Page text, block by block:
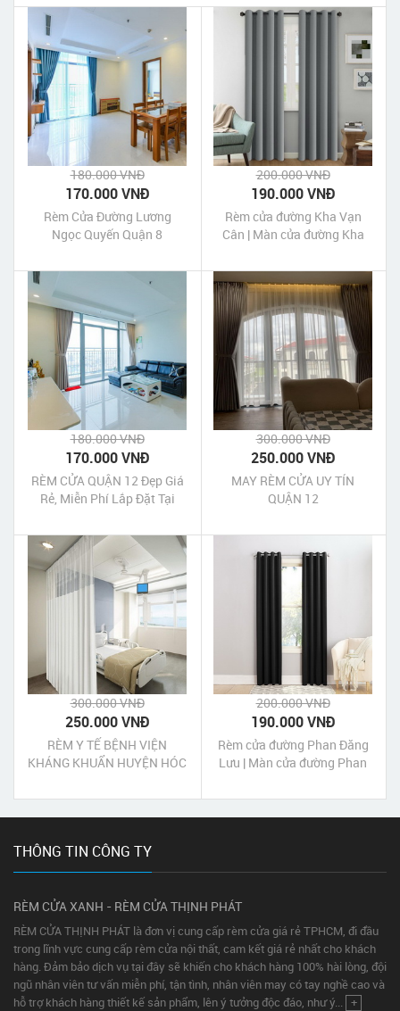
180.000 VNĐ
170.000 VNĐ
Rèm Cửa Đường Lương
Ngọc Quyến Quận 8
200.000 VNĐ
190.000 VNĐ
Rèm cửa đường Kha Vạn
Cân | Màn cửa đường Kha
TpHCM
180.000 VNĐ
170.000 VNĐ
RÈM CỬA QUẬN 12 Đẹp Giá
Rẻ, Miễn Phí Lắp Đặt Tại
300.000 VNĐ
250.000 VNĐ
MAY RÈM CỬA UY TÍN
QUẬN 12
300.000 VNĐ
250.000 VNĐ
RÈM Y TẾ BỆNH VIỆN
KHÁNG KHUẨN HUYỆN HÓC
200.000 VNĐ
190.000 VNĐ
Rèm cửa đường Phan Đăng
Lưu | Màn cửa đường Phan
Dương
THÔNG TIN CÔNG TY
RÈM CỬA XANH - RÈM CỬA THỊNH PHÁT
RÈM CỬA THỊNH PHÁT là đơn vị cung cấp rèm cửa giá rẻ TPHCM, đi đầu
trong lĩnh vực cung cấp rèm cửa nội thất, cam kết giá rẻ nhất cho khách
hàng. Đảm bảo dịch vụ tại đây sẽ khiến cho khách hàng 100% hài lòng, đội
ngũ nhân viên tư vấn miễn phí, tận tình, nhân viên may có tay nghề cao và
hỗ trợ khách hàng thiết kế sản phẩm, lên ý tưởng độc đáo, như ý...
+